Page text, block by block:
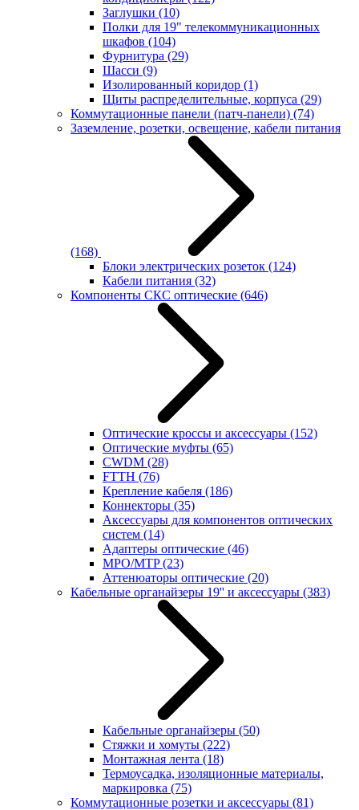
Заглушки (10)
Полки для 19" телекоммуникационных
шкафов (104)
Фурнитура (29)
Шасси (9)
Изолированный коридор (1)
Щиты распределительные, корпуса (29)
Коммутационные панели (патч-панели) (74)
Заземление, розетки, освещение, кабели питания
(168)
Блоки электрических розеток (124)
Кабели питания (32)
Компоненты СКС оптические (646)
Оптические кроссы и аксессуары (152)
Оптические муфты (65)
CWDM (28)
FTTH (76)
Крепление кабеля (186)
Коннекторы (35)
Аксессуары для компонентов оптических
систем (14)
Адаптеры оптические (46)
MPO/MTP(23)
Аттенюаторы оптические (20)
Кабельные органайзеры 19'' и аксессуары (383)
Кабельные органайзеры (50)
Стяжки и хомуты (222)
Монтажная лента (18)
Термоусадка, изоляционные материалы,
маркировка (75)
Коммутационные розетки и аксессуары (81)